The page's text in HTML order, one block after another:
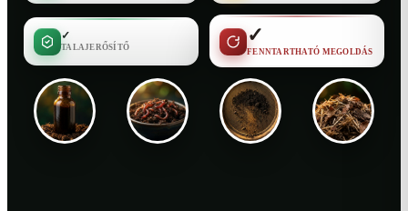
✓
TALAJERŐSÍTŐ
✓
FENNTARTHATÓ MEGOLDÁS